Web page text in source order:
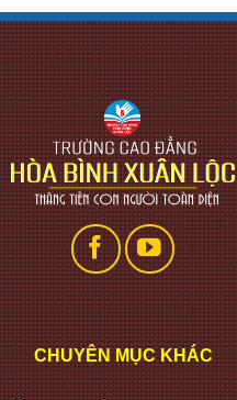
CHUYÊN MỤC KHÁC